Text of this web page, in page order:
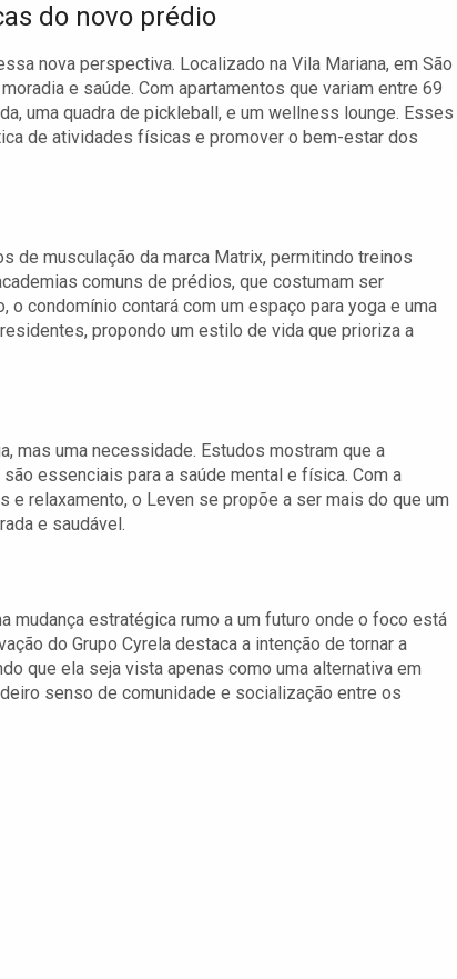
do novo prédio
nova perspectiva. Localizado na Vila Mariana, em São
e saúde. Com apartamentos que variam entre 69
uma quadra de pickleball, e um wellness lounge. Esses
de atividades físicas e promover o bem-estar dos
de musculação da marca Matrix, permitindo treinos
comuns de prédios, que costumam ser
condomínio contará com um espaço para yoga e uma
propondo um estilo de vida que prioriza a
mas uma necessidade. Estudos mostram que a
essenciais para a saúde mental e física. Com a
relaxamento, o Leven se propõe a ser mais do que um
e saudável.
mudança estratégica rumo a um futuro onde o foco está
do Grupo Cyrela destaca a intenção de tornar a
que ela seja vista apenas como uma alternativa em
senso de comunidade e socialização entre os